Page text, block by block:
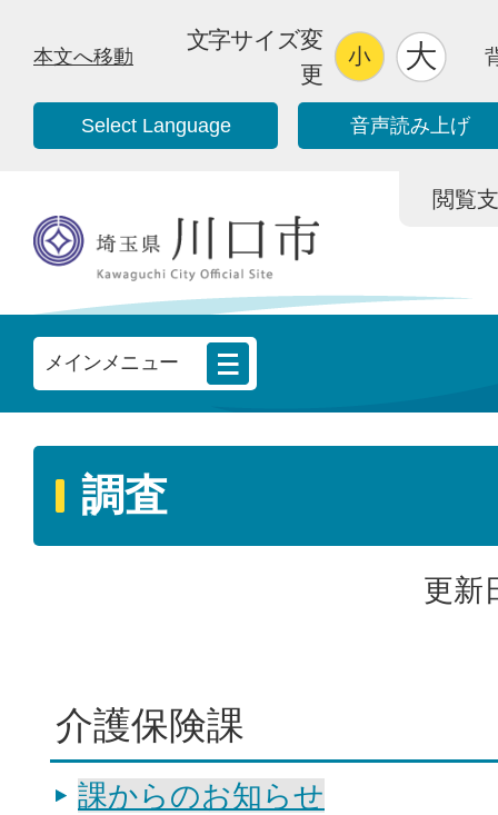
本文へ移動
文字サイズ変
更
Select Language 音声読み上げ
閲覧
メインメニュー
調査
更新
介護保険課
課からのお知らせ